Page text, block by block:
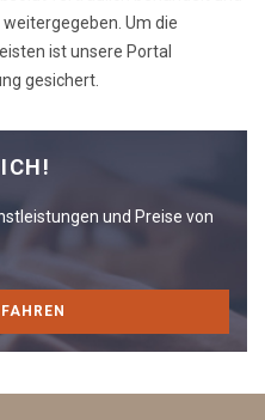
Um die
ist unsere Portal
gesichert.
und Preise von